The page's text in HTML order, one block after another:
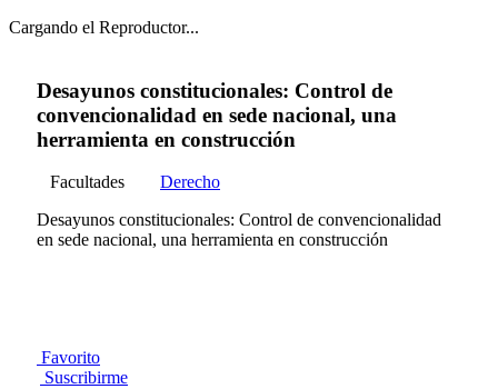
Cargando el Reproductor...
Desayunos constitucionales: Control de
convencionalidad en sede nacional, una
herramienta en construcción
Facultades
Derecho
Desayunos constitucionales: Control de convencionalidad
en sede nacional, una herramienta en construcción
Favorito
Suscribirme